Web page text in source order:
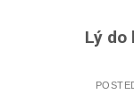
Lý do